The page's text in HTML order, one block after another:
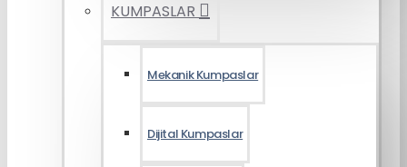
KUMPASLAR
Mekanik Kumpaslar
Dijital Kumpaslar